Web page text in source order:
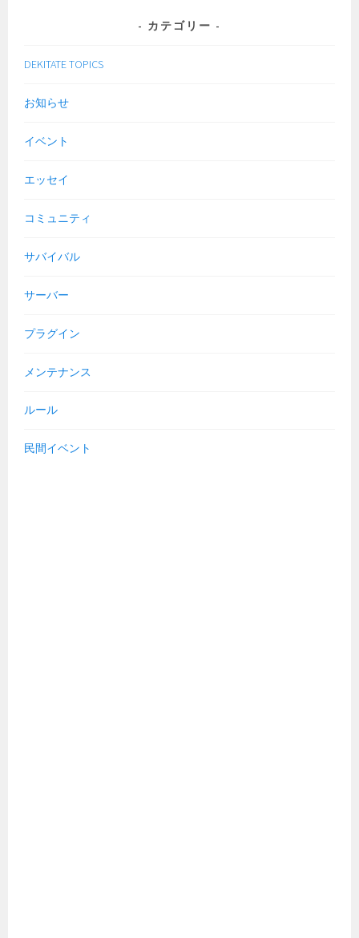
カテゴリー
DEKITATE TOPICS
お知らせ
イベント
エッセイ
コミュニティ
サバイバル
サーバー
プラグイン
メンテナンス
ルール
民間イベント